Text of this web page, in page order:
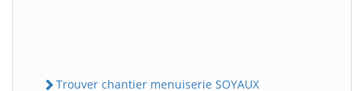
Trouver chantier menuiserie SOYAUX